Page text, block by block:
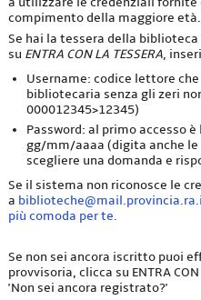
compimento della maggiore età.
Se hai la tessera della
su ENTRA CON LA TESSERA,
Username: codice lettore
bibliotecaria senza gli zeri
000012345>12345)
Password: al primo accesso
gg/mm/aaaa (digita anche
scegliere una domanda e
Se il sistema non riconosce le
a
più comoda per te.
Se non sei ancora iscritto puoi
provvisoria, clicca su ENTRA
'Non sei ancora registrato?'